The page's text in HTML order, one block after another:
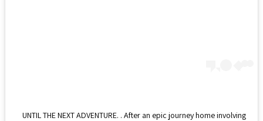
UNTIL THE NEXT ADVENTURE. . After an epic journey home involving